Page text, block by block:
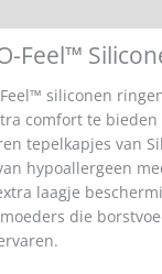
Feel™
siliconen
comfort te
tepelkapjes van
hypoallergeen
laagje
die